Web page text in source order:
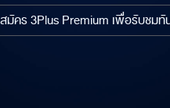
สมัคร 3Plus Premium เพื่อรับชมทั